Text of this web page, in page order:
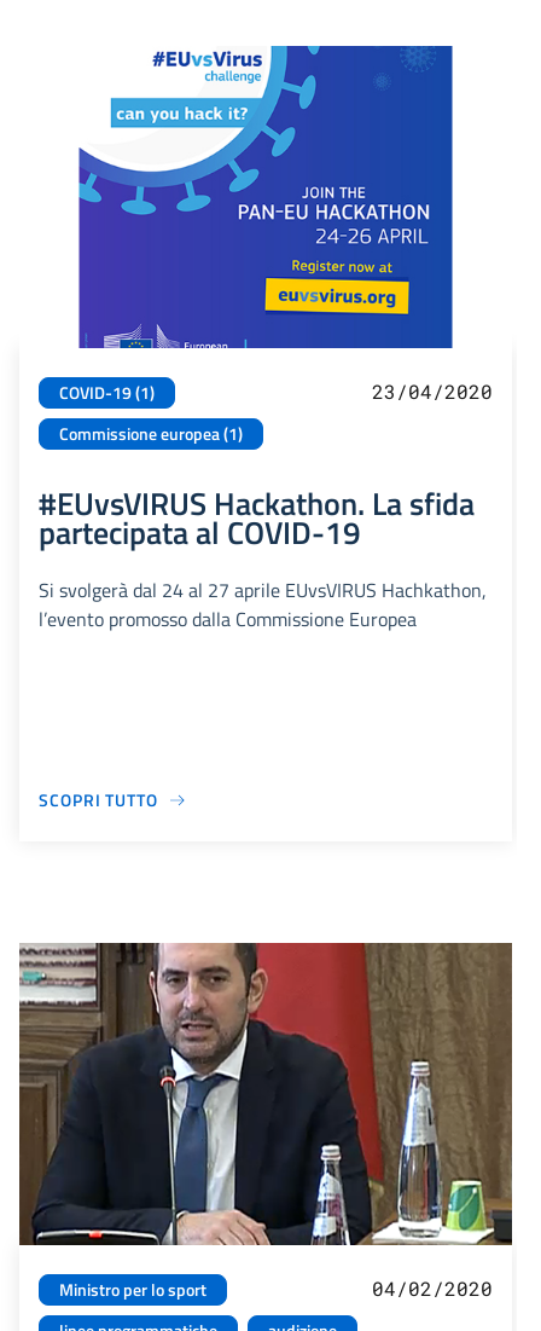
COVID-19 (1)
Commissione europea (1)
23/04/2020
#EUvsVIRUS Hackathon. La sfida
partecipata al COVID-19
Si svolgerà dal 24 al 27 aprile EUvsVIRUS Hachkathon,
l’evento promosso dalla Commissione Europea
SCOPRI TUTTO
Ministro per lo sport
04/02/2020